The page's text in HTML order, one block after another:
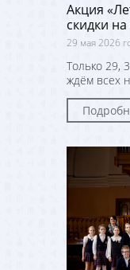
Акция
скидки
29 мая 2026
Только 29,
ждём всех